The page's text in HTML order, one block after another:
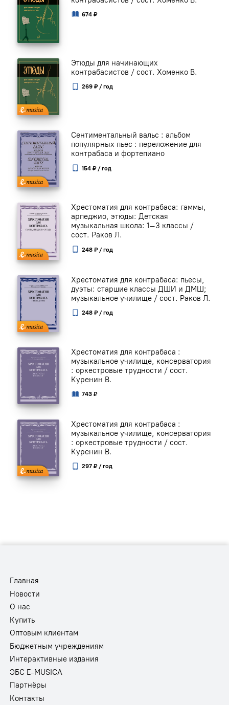
674 ₽
Этюды для начинающих
контрабасистов / сост. Хоменко В.
269 ₽ / год
Сентиментальный вальс : альбом
популярных пьес : переложение для
контрабаса и фортепиано
154 ₽ / год
Хрестоматия для контрабаса: гаммы,
арпеджио, этюды: Детская
музыкальная школа: 1–3 классы /
сост. Раков Л.
248 ₽ / год
Хрестоматия для контрабаса: пьесы,
дуэты: старшие классы ДШИ и ДМШ;
музыкальное училище / сост. Раков Л.
248 ₽ / год
Хрестоматия для контрабаса :
музыкальное училище, консерватория
: оркестровые трудности / сост.
Куренин В.
743 ₽
Хрестоматия для контрабаса :
музыкальное училище, консерватория
: оркестровые трудности / сост.
Куренин В.
297 ₽ / год
Главная
Новости
О нас
Купить
Оптовым клиентам
Бюджетным учреждениям
Интерактивные издания
ЭБС E-MUSICA
Партнёры
Контакты